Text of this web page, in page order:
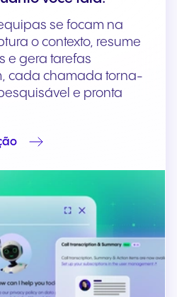
se focam na
o contexto, resume
e gera tarefas
cada chamada torna-
e pronta